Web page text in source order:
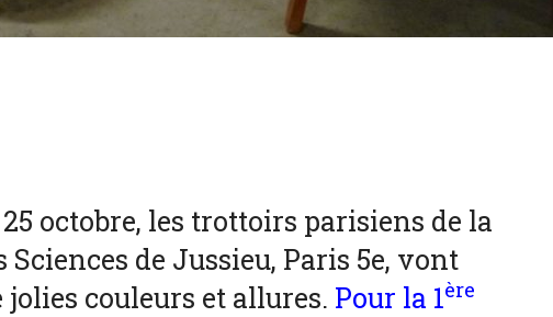
octobre, les trottoirs parisiens de la
Sciences de Jussieu, Paris 5e, vont
jolies couleurs et allures. Pour la 1ère